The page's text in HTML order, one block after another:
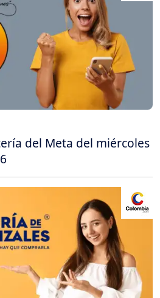
del Meta del miércoles